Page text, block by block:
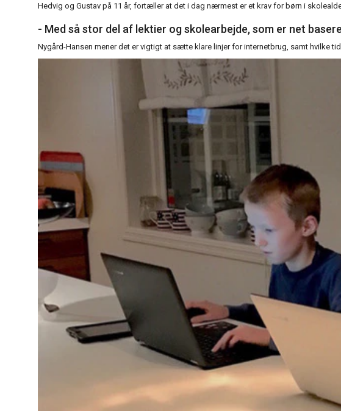
Hedvig og Gustav på 11 år, fortæller at det i dag nærmest er et krav for børn i
- Med så stor del af lektier og skolearbejde, som er net
Nygård-Hansen mener det er vigtigt at sætte klare linjer for internetbrug, samt hvilke